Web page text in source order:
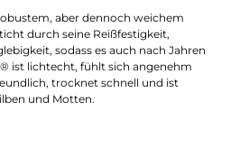
aber dennoch weichem
durch seine Reißfestigkeit,
sodass es auch nach Jahren
ist lichtecht, fühlt sich angenehm
trocknet schnell und ist
und Motten.